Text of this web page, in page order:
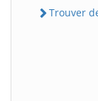
Trouver